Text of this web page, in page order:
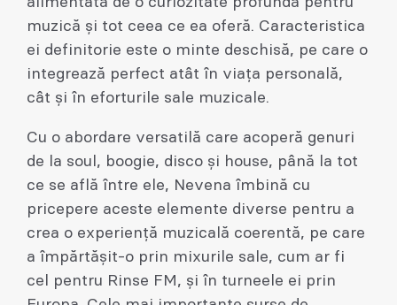
muzică și tot ceea ce ea oferă. Caracteristica
ei definitorie este o minte deschisă, pe care o
integrează perfect atât în ​​viața personală,
cât și în eforturile sale muzicale.
Cu o abordare versatilă care acoperă genuri
de la soul, boogie, disco și house, până la tot
ce se află între ele, Nevena îmbină cu
pricepere aceste elemente diverse pentru a
crea o experiență muzicală coerentă, pe care
a împărtășit-o prin mixurile sale, cum ar fi
cel pentru Rinse FM, și în turneele ei prin